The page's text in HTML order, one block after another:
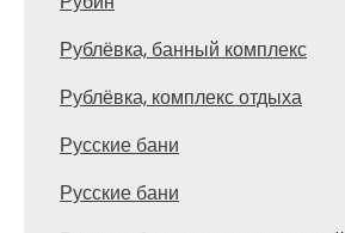
Рублёвка, банный комплекс
Рублёвка, комплекс отдыха
Русские бани
Русские бани